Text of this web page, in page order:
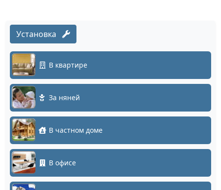
Установка
В квартире
За няней
В частном доме
В офисе